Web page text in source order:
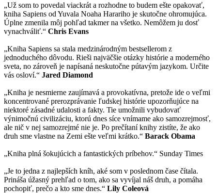
„Už som to povedal viackrát a rozhodne to budem ešte opakovať,
kniha Sapiens od Yuvala Noaha Harariho je skutočne ohromujúca.
Úplne zmenila môj pohľad takmer na všetko. Nemôžem ju dosť
vynachváliť.“ Chris Evans
„Kniha Sapiens sa stala medzinárodným bestsellerom z
jednoduchého dôvodu. Rieši najväčšie otázky histórie a moderného
sveta, no zároveň je napísaná neskutočne pútavým jazykom. Určite
vás osloví.“ Jared Diamond
„Kniha je nesmierne zaujímavá a provokatívna, pretože ide o veľmi
koncentrované prerozprávanie ľudskej histórie upozorňujúce na
niektoré zásadné udalosti a fakty. Tie umožnili vybudovať
výnimočnú civilizáciu, ktorú dnes síce vnímame ako samozrejmosť,
ale nič v nej samozrejmé nie je. Po prečítaní knihy zistíte, že ako
druh sme vlastne na Zemi ešte veľmi krátko.“ Barack Obama
„Kniha plná šokujúcich a fantastických príbehov.“ Sunday Times
„Je to jedna z najlepších kníh, aké som v poslednom čase čítala.
Prináša úžasný prehľad o tom, ako sa vyvíjal náš druh, a pomáha
pochopiť, prečo a kto sme dnes.“ Lily Coleová